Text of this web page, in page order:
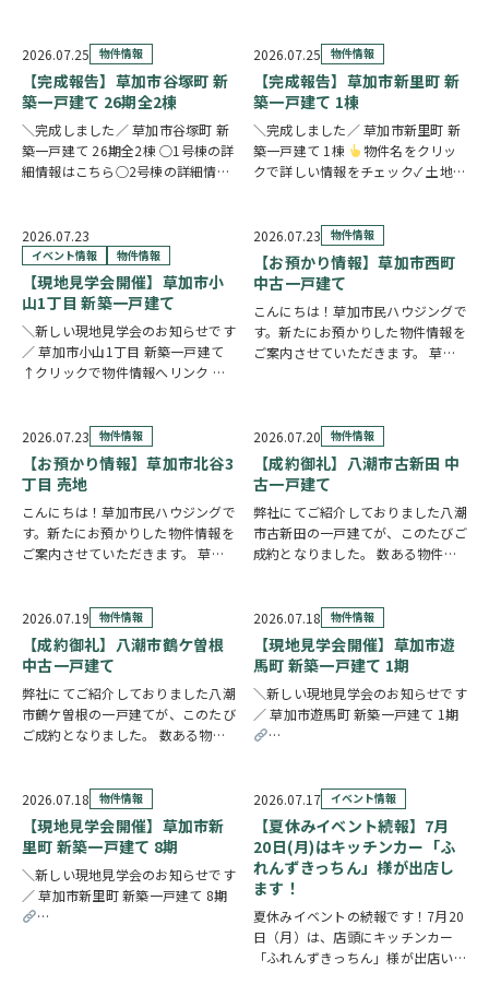
のまま所有していてもいいの？」
「売却した方がいいのかわからな
い」「空き家の管理や…
2026.07.25 物件情報
【完成報告】草加市谷塚町 新
築一戸建て 26期全2棟
＼完成しました／ 草加市谷塚町 新
築一戸建て 26期全2棟 ○1号棟の詳
細情報はこちら○2号棟の詳細情報
に、豊富な収納と暮らしに役立つ便
利な設備が毎日の暮らしを快適にサ
ポー…
2026.07.25 物件情報
【完成報告】草加市新里町 新
築一戸建て 1棟
＼完成しました／ 草加市新里町 新
築一戸建て 1棟
物件名をクリッ
クで詳しい情報をチェック✓ 土地
い。長期優良住宅・BELS認定を取
得し、毎日の快適さと省エネ性能を
両立しまし…
2026.07.23
イベント情報 物件情報
【現地見学会開催】草加市小
山1丁目 新築一戸建て
＼新しい現地見学会のお知らせです
／ 草加市小山1丁目 新築一戸建て
↑クリックで物件情報へリンク お
LDKは15帖以上の開放的な空間で
す。リビングの様子を見守りながら
料理が作れる…
2026.07.23 物件情報
【お預かり情報】草加市西町
中古一戸建て
こんにちは！草加市民ハウジングで
す。新たにお預かりした物件情報を
ご案内させていただきます。 草加
しが心地よく差し込む住まいです。
全居室6帖以上…
2026.07.23 物件情報
【お預かり情報】草加市北谷3
丁目 売地
こんにちは！草加市民ハウジングで
す。新たにお預かりした物件情報を
ご案内させていただきます。 草加
め、お好きな建築会社を自由にお選
びいただけます。43.51坪の広々と
した敷地を…
2026.07.20 物件情報
【成約御礼】八潮市古新田 中
古一戸建て
弊社にてご紹介しておりました八潮
市古新田の一戸建てが、このたびご
成約となりました。 数ある物件の
とても嬉しく思っております。 販
売期間中はたくさんのお問い合わせ
やご内覧をいただ…
2026.07.19 物件情報
【成約御礼】八潮市鶴ケ曽根
中古一戸建て
弊社にてご紹介しておりました八潮
市鶴ケ曽根の一戸建てが、このたび
ご成約となりました。 数ある物件
同とても嬉しく思っております。
販売期間中はたくさんのお問い合わ
せやご内覧をいた…
2026.07.18 物件情報
【現地見学会開催】草加市遊
馬町 新築一戸建て 1期
＼新しい現地見学会のお知らせです
／ 草加市遊馬町 新築一戸建て 1期
2026.07.18 物件情報
【現地見学会開催】草加市新
里町 新築一戸建て 8期
＼新しい現地見学会のお知らせです
／ 草加市新里町 新築一戸建て 8期
https://www.century21soka.com/st/
2026.07.17 イベント情報
【夏休みイベント続報】7月
20日(月)はキッチンカー「ふ
れんずきっちん」様が出店し
ます！
夏休みイベントの続報です！7月20
日（月）は、店頭にキッチンカー
「ふれんずきっちん」様が出店いた